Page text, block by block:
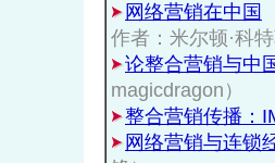
网络营销在中国
作者：米尔顿·科
论整合营销与中
magicdragon）
整合营销传播：
网络营销与连锁